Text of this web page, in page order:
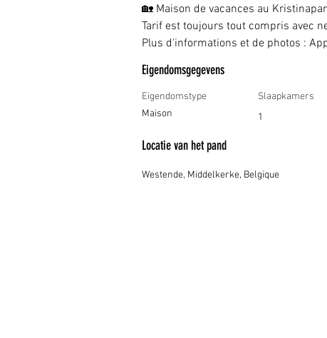
🏡 Maison de vacances au
Tarif est toujours tout compris avec
Plus d'informations et de photos :
Eigendomsgegevens
Eigendomstype
Maison
Slaapkamers
1
Locatie van het pand
Westende, Middelkerke, Belgique